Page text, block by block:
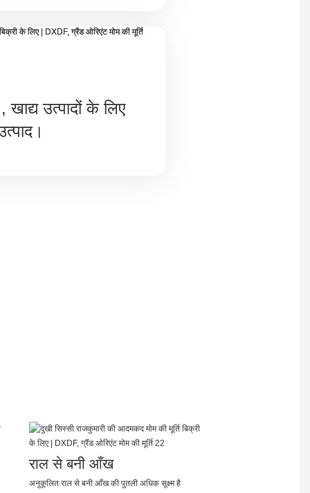
खाद्य उत्पादों के लिए
राल से बनी आँख
अनुकूलित राल से बनी आँख की पुतली अधिक सूक्ष्म है